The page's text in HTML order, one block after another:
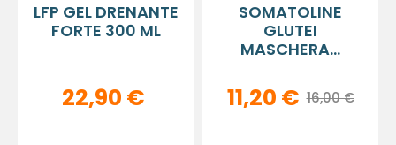
LFP GEL DRENANTE
FORTE 300 ML
22,90 €
SOMATOLINE
GLUTEI
MASCHERA...
11,20 € 16,00 €